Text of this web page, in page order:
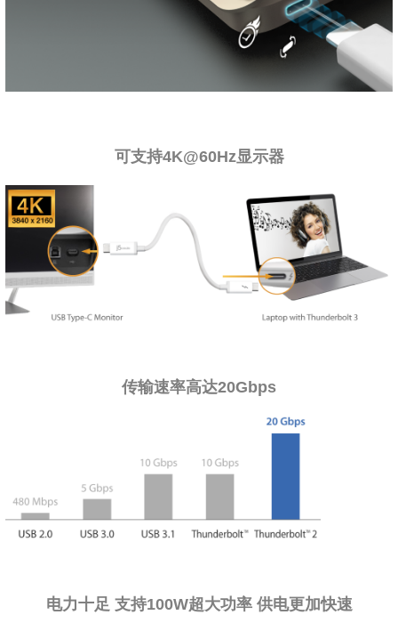
可支持4K@60Hz显示器
传输速率高达20Gbps
电力十足 支持100W超大功率 供电更加快速